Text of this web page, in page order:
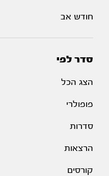
חודש אב
סדר לפי
הצג הכל
פופולרי
סדרות
הרצאות
קורסים